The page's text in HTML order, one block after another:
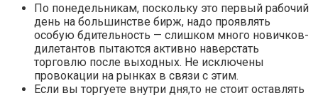
По понедельникам, поскольку это первый рабочий
день на большинстве бирж, надо проявлять
особую бдительность — слишком много новичков-
дилетантов пытаются активно наверстать
торговлю после выходных. Не исключены
провокации на рынках в связи с этим.
Если вы торгуете внутри дня,то не стоит оставлять